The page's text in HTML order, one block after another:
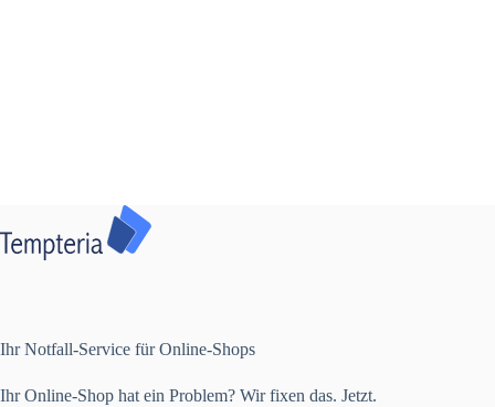
Ihr Notfall-Service für Online-Shops
Ihr Online-Shop hat ein Problem? Wir fixen das. Jetzt.